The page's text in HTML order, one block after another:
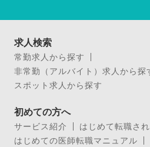
求人検索
常勤求人から探す
非常勤（アルバイト）求人から探
スポット求人から探す
初めての方へ
サービス紹介
はじめて転職さ
はじめての医師転職マニュアル